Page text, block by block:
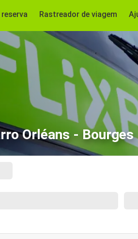
Rastreador de viagem
Orléans - Bourges